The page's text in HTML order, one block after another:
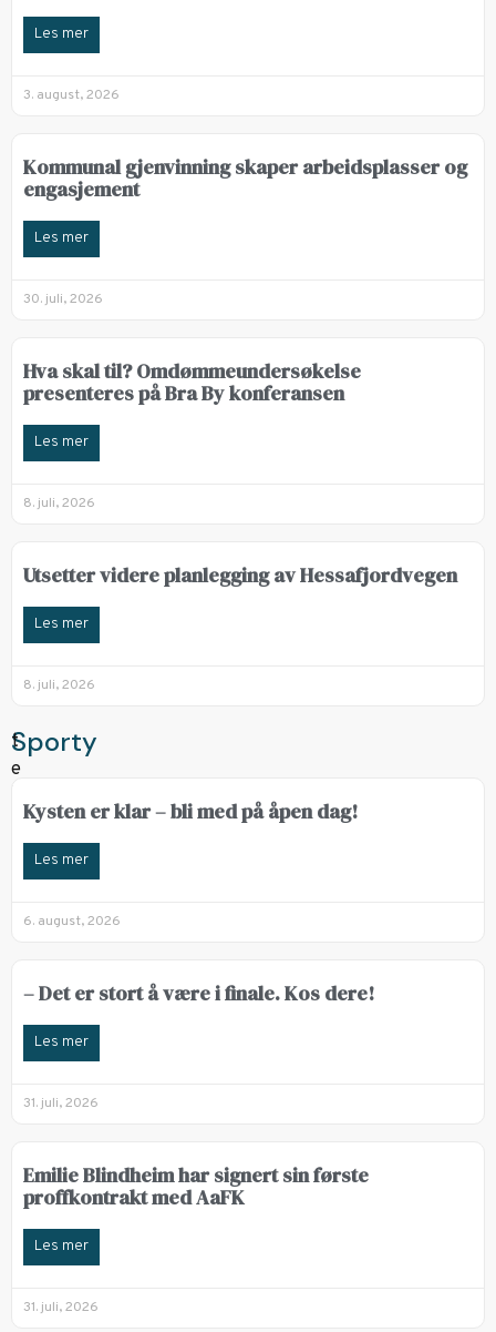
Les mer
3. august, 2026
Kommunal gjenvinning skaper arbeidsplasser og
engasjement
Les mer
30. juli, 2026
Hva skal til? Omdømmeundersøkelse
presenteres på Bra By konferansen
Les mer
8. juli, 2026
Utsetter videre planlegging av Hessafjordvegen
Les mer
8. juli, 2026
Sporty
Kysten er klar – bli med på åpen dag!
Les mer
6. august, 2026
– Det er stort å være i finale. Kos dere!
Les mer
31. juli, 2026
Emilie Blindheim har signert sin første
proffkontrakt med AaFK
Les mer
31. juli, 2026